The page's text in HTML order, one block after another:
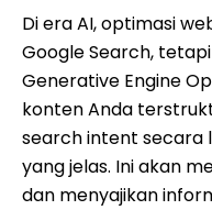
Di era AI, optimasi
Google Search,
Generative Engine
konten Anda
search intent secara
yang jelas. Ini akan
dan menyajikan